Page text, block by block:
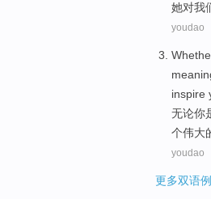
她对我
youdao
inspire
无论你
个伟大
youdao
更多双语